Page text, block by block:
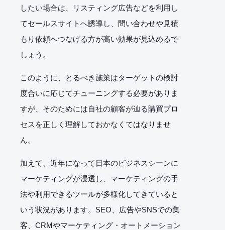
したい場合は、リスティング広告などを利用し
てセールスサイトへ誘導し、問い合わせや見積
もり依頼へつなげる方が高い効果が見込めるで
しょう。
このように、とるべき施策はターゲットの検討
度合いに応じてチューニングする必要がありま
すが、そのためには自社の顧客が辿る購買プロ
セスを正しく理解しておかなくてはなりませ
ん。
加えて、近年になって日本のビジネスシーンに
マーケティングが浸透し、マーケティングの手
法や利用できるツールが多様化してきていると
いう状況があります。SEO、広告やSNSでの集
客、CRMやマーケティング・オートメーション